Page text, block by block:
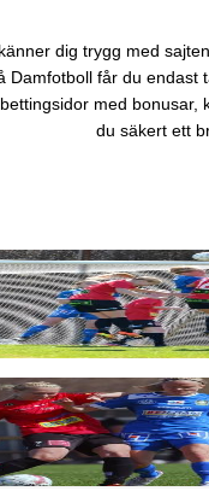
dig trygg med
Damfotboll får du
med
du säkert ett